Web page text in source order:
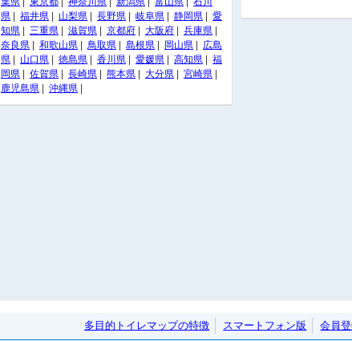
県 | 福井県 | 山梨県 | 長野県 | 岐阜県 | 静岡県 | 愛
知県 | 三重県 | 滋賀県 | 京都府 | 大阪府 | 兵庫県 |
奈良県 | 和歌山県 | 鳥取県 | 島根県 | 岡山県 | 広島
県 | 山口県 | 徳島県 | 香川県 | 愛媛県 | 高知県 | 福
岡県 | 佐賀県 | 長崎県 | 熊本県 | 大分県 | 宮崎県 |
鹿児島県 | 沖縄県 |
多目的トイレマップの特徴 スマートフォン版 会員